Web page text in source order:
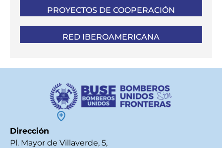
PROYECTOS DE COOPERACIÓN
RED IBEROAMERICANA
Dirección
Pl. Mayor de Villaverde, 5,